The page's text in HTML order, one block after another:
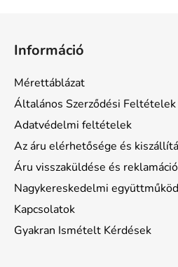
Információ
Mérettáblázat
Általános Szerződési Feltételek
Adatvédelmi feltételek
Az áru elérhetősége és
Áru visszaküldése és
Nagykereskedelmi
Kapcsolatok
Gyakran Ismételt Kérdések